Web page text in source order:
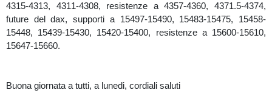
4315-4313, 4311-4308, resistenze a 4357-4360, 4371.5-4374,
future del dax, supporti a 15497-15490, 15483-15475, 15458-
15448, 15439-15430, 15420-15400, resistenze a 15600-15610,
15647-15660.
Buona giornata a tutti, a lunedi, cordiali saluti